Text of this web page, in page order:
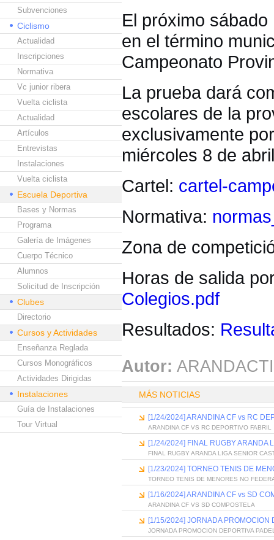
Subvenciones
Ciclismo
Actualidad
Inscripciones
Normativa
Vc junior ribera
Vuelta ciclista
Actualidad
Artículos
Entrevistas
Instalaciones
Vuelta ciclista
Escuela Deportiva
Bases y Normas
Programa
Galería de Imágenes
Cuerpo Técnico
Alumnos
Solicitud de Inscripción
Clubes
Directorio
Cursos y Actividades
Enseñanza Reglada
Cursos Monográficos
Actividades Dirigidas
Instalaciones
Guía de Instalaciones
Tour Virtual
El próximo
en el término
Campeonato
La prueba dará
escolares de la
exclusivamente
miércoles 8 de
Cartel: cartel-
Normativa:
Zona de
Horas de salida
Colegios.pdf
Resultados:
Autor:
MÁS NOTICIAS
[1/24/2024] ARANDINA CF vs RC
ARANDINA CF VS RC DEPORTIVO FABRIL
[1/24/2024] FINAL RUGBY ARANDA
FINAL RUGBY ARANDA LIGA SENIOR
[1/23/2024] TORNEO TENIS DE
TORNEO TENIS DE MENORES NO
[1/16/2024] ARANDINA CF vs SD
ARANDINA CF VS SD COMPOSTELA
[1/15/2024] JORNADA PROMOCION
JORNADA PROMOCION DEPORTIVA